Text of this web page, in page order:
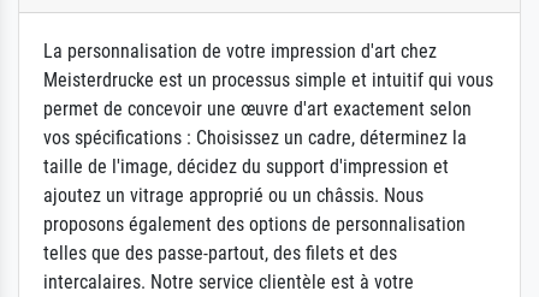
La personnalisation de votre impression d'art chez
Meisterdrucke est un processus simple et intuitif qui vous
permet de concevoir une œuvre d'art exactement selon
vos spécifications : Choisissez un cadre, déterminez la
taille de l'image, décidez du support d'impression et
ajoutez un vitrage approprié ou un châssis. Nous
proposons également des options de personnalisation
telles que des passe-partout, des filets et des
intercalaires. Notre service clientèle est à votre